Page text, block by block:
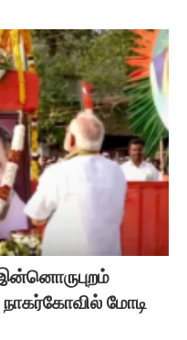
மோடி